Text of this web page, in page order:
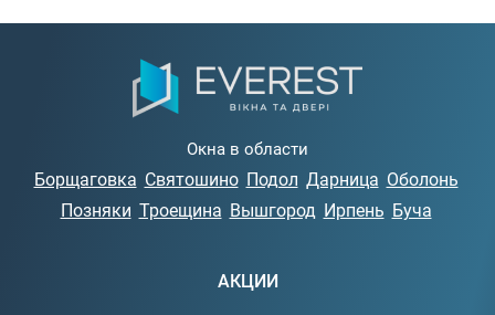
Окна в области
Борщаговка Святошино Подол Дарница Оболонь
Позняки Троещина Вышгород Ирпень Буча
АКЦИИ